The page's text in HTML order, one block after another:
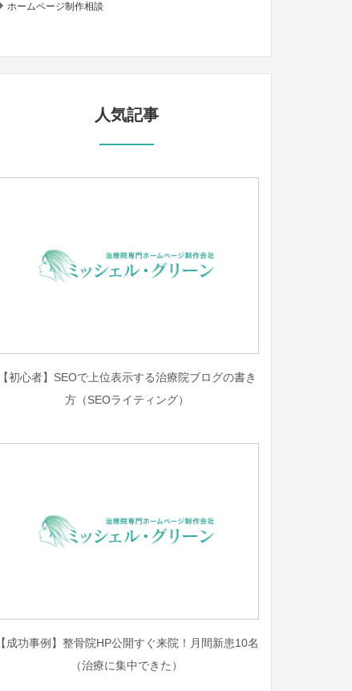
ホームページ制作相談
人気記事
【初心者】SEOで上位表示する治療院ブログの書き
方（SEOライティング）
【成功事例】整骨院HP公開すぐ来院！月間新患10名
（治療に集中できた）